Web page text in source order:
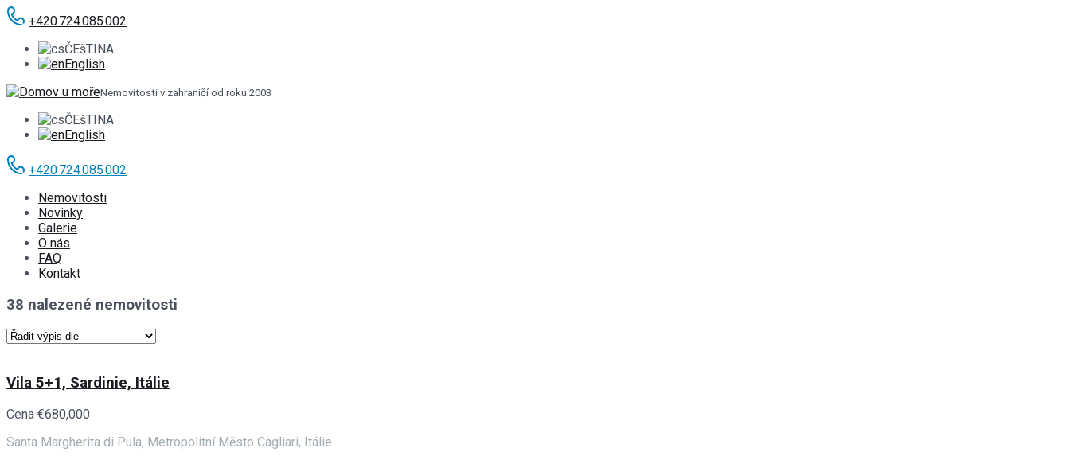
+420 724 085 002
ČEšTINA
English
Nemovitosti v zahraničí od roku 2003
ČEšTINA
English
+420 724 085 002
Nemovitosti
Novinky
Galerie
O nás
FAQ
Kontakt
38 nalezené nemovitosti
Vila 5+1, Sardinie, Itálie
Cena €680,000
Santa Margherita di Pula, Metropolitní Město Cagliari, Itálie